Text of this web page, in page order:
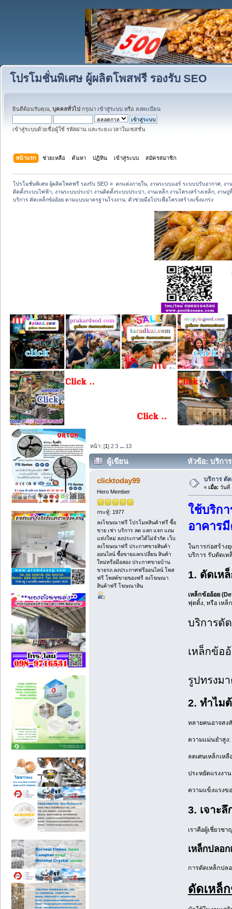
โปรโมชั่นพิเศษ ผู้ผลิตโพสฟรี รองรับ SEO
ยินดีต้อนรับคุณ, บุคคลทั่วไป กรุณา เข้าสู่ระบบ หรือ ลงทะเบียน
เข้าสู่ระบบด้วยชื่อผู้ใช้ รหัสผ่าน และระยะเวลาในเซสชั่น
หน้าแรก ช่วยเหลือ ค้นหา ปฏิทิน เข้าสู่ระบบ สมัครสมาชิก
โปรโมชั่นพิเศษ ผู้ผลิตโพสฟรี รองรับ SEO » ตกแต่งภายใน, งานระบบแอร์ ระบบปรับอากาศ, ง
ติดตั้งระบบไฟฟ้า, งานระบบประปา งานติดตั้งระบบประปา, งานเหล็ก งานโครงสร้างเหล็ก, งา
บริการ ดัดเหล็กข้ออ้อย ตามแบบมาตรฐานโรงงาน: ตัวช่วยมือโปรเพื่อโครงสร้างแข็งแกร่ง
หน้า: [1]2 3 ... 13
ผู้เขียน หัวข้อ: บริกา
clicktoday99
Hero Member
กระทู้: 1977
ลงโฆษณาฟรี โปรโมทสินค้าฟรี ซื้อ
ขาย เช่า บริการ ลด แลก แจก แถม
แห่งใหม่ ลงประกาศได้ไม่จำกัด เว็บ
ลงโฆษณาฟรี ประกาศขายสินค้า
ออนไลน์ ซื้อขายแลกเปลี่ยน สินค้า
ใหม่หรือมือสอง ประกาศขายบ้าน
ขายรถ.ลงประกาศฟรีออนไลน์ โพส
ฟรี โพสต์ขายของฟรี ลงโฆษณา
สินค้าฟรี โฆษณาสิน
บริการ ดั
« เมื่อ: วันที่
ใช้บริกา
อาคาร
ในการก่อสร้าง
บริการ รับดัดเห
1. ดัดเห
เหล็กข้ออ้อย
ฟุตติ้ง, หรือ เหล็
บริการดั
เหล็กข้อ
รูปทรงม
2. ทำไม
หลายคนอาจสง
ความแม่นยำสูง
ลดเศษเหล็กเห
ประหยัดแรงงาน
ความแข็งแรงข
3. เจาะ
เราคือผู้เชี่ยวช
เหล็กปลอ
การดัดเหล็กปล
ดัดเหล็